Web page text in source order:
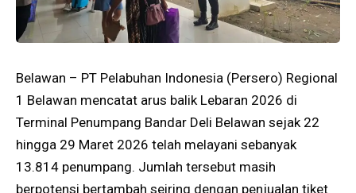
Belawan – PT Pelabuhan Indonesia (Persero) Regional
1 Belawan mencatat arus balik Lebaran 2026 di
Terminal Penumpang Bandar Deli Belawan sejak 22
hingga 29 Maret 2026 telah melayani sebanyak
13.814 penumpang. Jumlah tersebut masih
berpotensi bertambah seiring dengan penjualan tiket